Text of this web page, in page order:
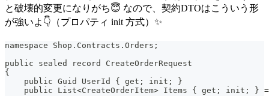
と破壊的変更になりがち😇 なので、契約DTOはこういう形
が強いよ👇（プロパティ init 方式）✨
namespace Shop.Contracts.Orders;
public sealed record CreateOrderRequest
{
    public Guid UserId { get; init; }
public List<CreateOrderItem> Items { get; init; }